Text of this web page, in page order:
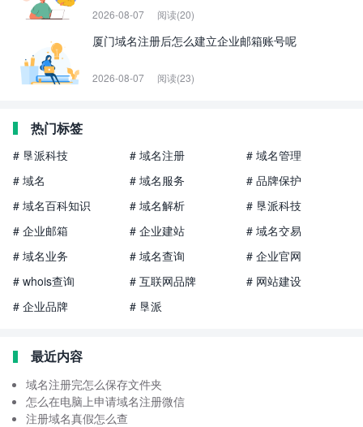
2026-08-07 阅读(20)
厦门域名注册后怎么建立企业邮箱账号呢
2026-08-07 阅读(23)
热门标签
# 垦派科技 # 域名注册
# 域名管理
# 域名
# 域名服务
# 品牌保护
# 域名百科知识
# 域名解析
# 垦派科技
# 企业邮箱
# 企业建站
# 域名交易
# 域名业务
# 域名查询
# 企业官网
# whois查询
# 互联网品牌
# 网站建设
# 企业品牌
# 垦派
最近内容
域名注册完怎么保存文件夹
怎么在电脑上申请域名注册微信
注册域名真假怎么查